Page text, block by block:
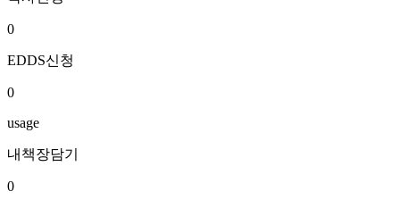
0
EDDS신청
0
usage
내책장담기
0